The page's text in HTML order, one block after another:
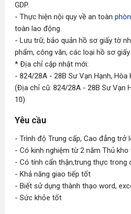
GDP.
- Thực hiện nội quy về an toàn
toàn lao động.
- Lưu trữ, bảo quản hồ sơ giấy tờ
phẩm, công văn, các loại hồ sơ giấy
* Địa chỉ cập nhật mới:
- 824/28A - 28B Sư Vạn Hạnh, Hòa
(Địa chỉ cũ: 824/28A - 28B Sư Vạn
10)
Yêu cầu
- Trình độ Trung cấp, Cao đẳng trở
- Có kinh nghiệm từ 2 năm Thủ kho
- Có tính cẩn thận,trung thực trong
- Khả năng giao tiếp tốt
- Biết sử dụng thành thạo word,
- Sức khỏe tốt